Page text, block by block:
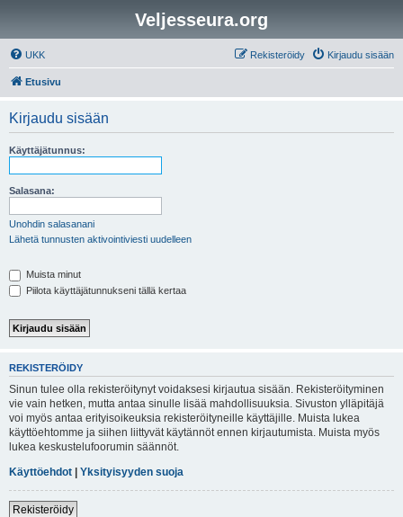
Veljesseura.org
UKK Kirjaudu sisään
Rekisteröidy
Etusivu
Kirjaudu sisään
Käyttäjätunnus:
Salasana:
Unohdin salasanani
Lähetä tunnusten aktivointiviesti uudelleen
Muista minut
Piilota käyttäjätunnukseni tällä kertaa
REKISTERÖIDY
Sinun tulee olla rekisteröitynyt voidaksesi kirjautua sisään. Rekisteröityminen
vie vain hetken, mutta antaa sinulle lisää mahdollisuuksia. Sivuston ylläpitäjä
voi myös antaa erityisoikeuksia rekisteröityneille käyttäjille. Muista lukea
käyttöehtomme ja siihen liittyvät käytännöt ennen kirjautumista. Muista myös
lukea keskustelufoorumin säännöt.
Käyttöehdot | Yksityisyyden suoja
Rekisteröidy